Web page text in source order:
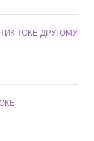
ТОКЕ ДРУГОМУ